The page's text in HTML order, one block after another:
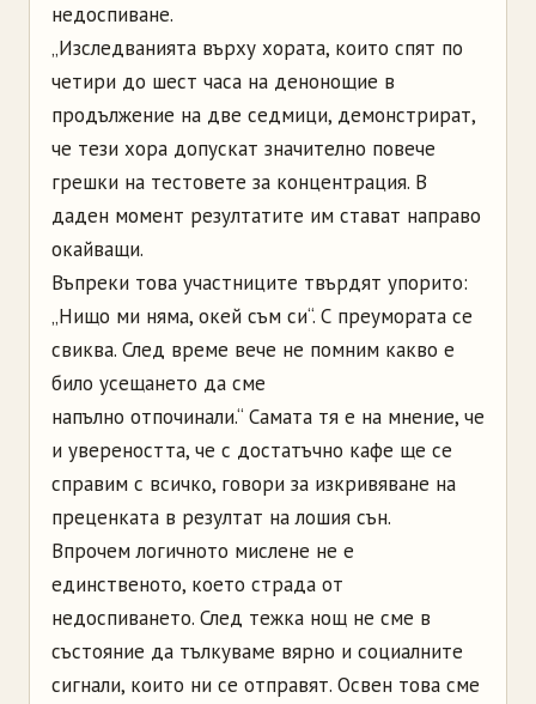
недоспиване.
„Изследванията върху хората, които спят по
четири до шест часа на денонощие в
продължение на две седмици, демонстрират,
че тези хора допускат значително повече
грешки на тестовете за концентрация. В
даден момент резултатите им стават направо
окайващи.
Въпреки това участниците твърдят упорито:
„Нищо ми няма, окей съм си“. С преумората се
свиква. След време вече не помним какво е
било усещането да сме
напълно отпочинали.“ Самата тя е на мнение, че
и увереността, че с достатъчно кафе ще се
справим с всичко, говори за изкривяване на
преценката в резултат на лошия сън.
Впрочем логичното мислене не е
единственото, което страда от
недоспиването. След тежка нощ не сме в
състояние да тълкуваме вярно и социалните
сигнали, които ни се отправят. Освен това сме